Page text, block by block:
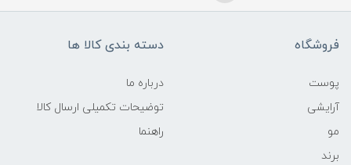
فروشگاه
پوست
آرایشی
مو
برند
دسته بندی کالا ها
درباره ما
توضیحات تکمیلی ارسال کالا
راهنما